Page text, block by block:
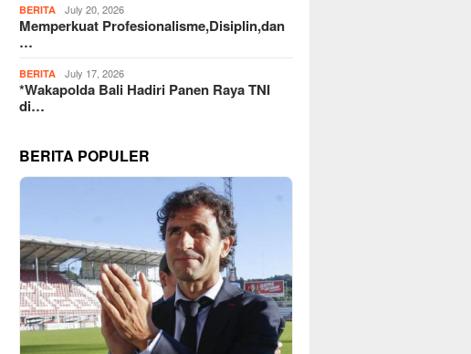
BERITA July 20, 2026
Memperkuat Profesionalisme,Disiplin,dan
…
BERITA July 17, 2026
*Wakapolda Bali Hadiri Panen Raya TNI
di…
BERITA POPULER